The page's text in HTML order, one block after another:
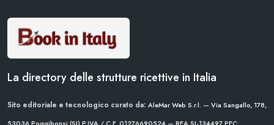
La directory delle strutture ricettive in Italia
Sito editoriale e tecnologico curato da: AleMar Web S.r.l. — Via Sangallo, 178,